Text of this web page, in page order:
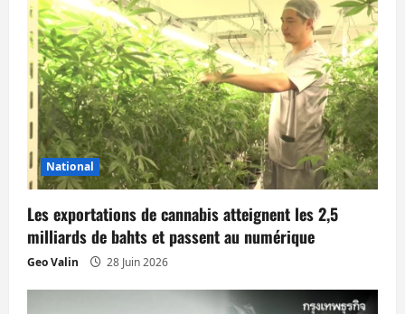
o
n
d
’
a
r
t
National
Les exportations de cannabis atteignent les 2,5
milliards de bahts et passent au numérique
Geo Valin 28 Juin 2026